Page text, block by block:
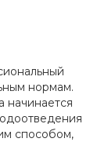
нормам.
начинается
способом,